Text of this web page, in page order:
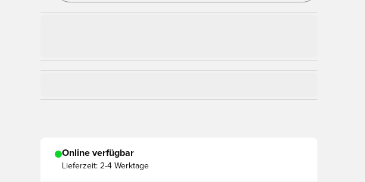
Online verfügbar
Lieferzeit: 2-4 Werktage